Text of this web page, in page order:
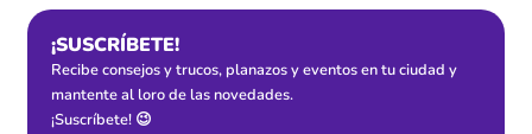
¡SUSCRÍBETE!
Recibe consejos y trucos, planazos y eventos en tu ciudad y
mantente al loro de las novedades.
¡Suscríbete! 😉